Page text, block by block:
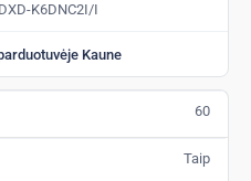
K6DNC2I/I
Kaune
60
Taip